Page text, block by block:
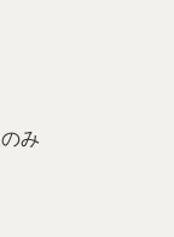
み